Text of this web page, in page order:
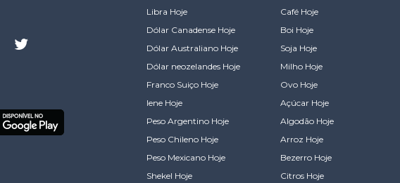
Libra Hoje
Dólar Canadense Hoje
Dólar Australiano Hoje
Dólar neozelandes Hoje
Franco Suiço Hoje
Iene Hoje
Peso Argentino Hoje
Peso Chileno Hoje
Peso Mexicano Hoje
Shekel Hoje
Café Hoje
Boi Hoje
Soja Hoje
Milho Hoje
Ovo Hoje
Açúcar Hoje
Algodão Hoje
Arroz Hoje
Bezerro Hoje
Citros Hoje